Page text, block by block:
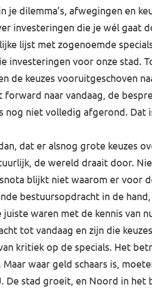
je dilemma’s, afwegingen en
investeringen die je wél gaat
lijst met zogenoemde
investeringen voor onze stad.
de keuzes vooruitgeschoven
forward naar vandaag, de
nog niet volledig afgerond.
dat er alsnog grote keuzes
de wereld draait door.
blijkt niet waarom er voor
bestuursopdracht in de
juiste waren met de kennis van
tot vandaag en zijn die
kritiek op de specials. Het
waar geld schaars is,
De stad groeit, en Noord in